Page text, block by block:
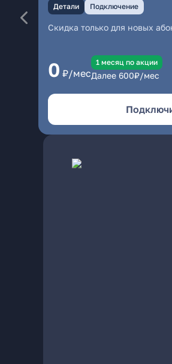
Детали Подключение
Скидка только для новых
0 ₽/мес
1 месяц по акции
Далее 600₽/мес